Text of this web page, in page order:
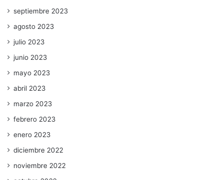
septiembre 2023
agosto 2023
julio 2023
junio 2023
mayo 2023
abril 2023
marzo 2023
febrero 2023
enero 2023
diciembre 2022
noviembre 2022